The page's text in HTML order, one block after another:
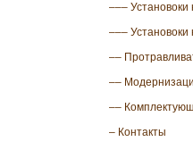
––– Установоки
––– Установоки
––
––
––
– Контакты